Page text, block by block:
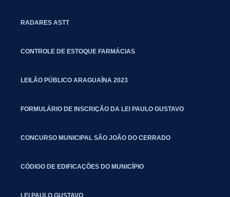
RADARES ASTT
CONTROLE DE ESTOQUE FARMÁCIAS
LEILÃO PÚBLICO ARAGUAÍNA 2023
FORMULÁRIO DE INSCRIÇÃO DA LEI PAULO GUSTAVO
CONCURSO MUNICIPAL SÃO JOÃO DO CERRADO
CÓDIGO DE EDIFICAÇÕES DO MUNICÍPIO
LEI PAULO GUSTAVO